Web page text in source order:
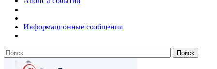
Информационные сообщения